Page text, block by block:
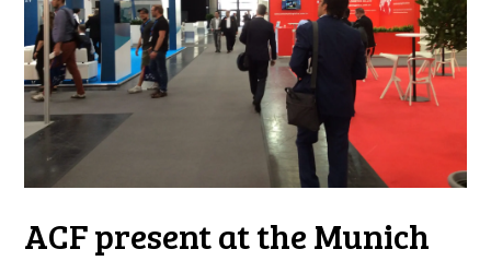
ACF present at the Munich